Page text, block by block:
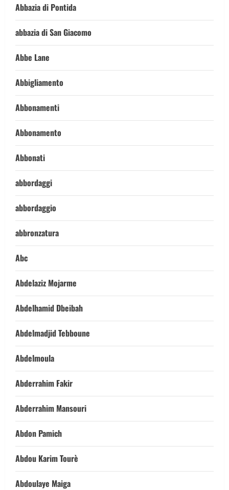
Abbazia di Pontida
abbazia di San Giacomo
Abbe Lane
Abbigliamento
Abbonamenti
Abbonamento
Abbonati
abbordaggi
abbordaggio
abbronzatura
Abc
Abdelaziz Mojarme
Abdelhamid Dbeibah
Abdelmadjid Tebboune
Abdelmoula
Abderrahim Fakir
Abderrahim Mansouri
Abdon Pamich
Abdou Karim Tourè
Abdoulaye Maiga